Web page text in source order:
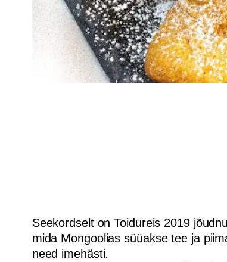
Seekordselt on Toidureis 2019
mida Mongoolias süüakse tee ja
need imehästi.